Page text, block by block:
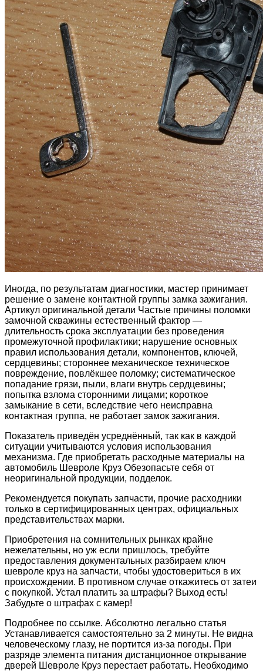
Иногда, по результатам диагностики, мастер принимает
решение о замене контактной группы замка зажигания.
Артикул оригинальной детали Частые причины поломки
замочной скважины естественный фактор —
длительность срока эксплуатации без проведения
промежуточной профилактики; нарушение основных
правил использования детали, компонентов, ключей,
сердцевины; стороннее механическое техническое
повреждение, повлёкшее поломку; систематическое
попадание грязи, пыли, влаги внутрь сердцевины;
попытка взлома сторонними лицами; короткое
замыкание в сети, вследствие чего неисправна
контактная группа, не работает замок зажигания.
Показатель приведён усреднённый, так как в каждой
ситуации учитываются условия использования
механизма. Где приобретать расходные материалы на
автомобиль Шевроле Круз Обезопасьте себя от
неоригинальной продукции, подделок.
Рекомендуется покупать запчасти, прочие расходники
только в сертифицированных центрах, официальных
представительствах марки.
Приобретения на сомнительных рынках крайне
нежелательны, но уж если пришлось, требуйте
предоставления документальных разбираем ключ
шевроле круз на запчасти, чтобы удостовериться в их
происхождении. В противном случае откажитесь от затеи
с покупкой. Устал платить за штрафы? Выход есть!
Забудьте о штрафах с камер!
Подробнее по ссылке. Абсолютно легально статья
Устанавливается самостоятельно за 2 минуты. Не видна
человеческому глазу, не портится из-за погоды. При
разряде элемента питания дистанционное открывание
дверей Шевроле Круз перестает работать. Необходимо